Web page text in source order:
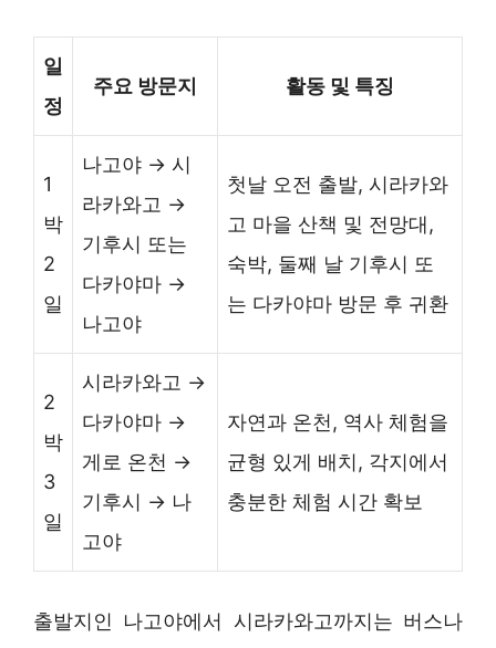
일
정
주요 방문지 활동 및 특징
1
박
2
일
나고야 → 시
라카와고 →
기후시 또는
다카야마 →
나고야
첫날 오전 출발, 시라카와
고 마을 산책 및 전망대,
숙박, 둘째 날 기후시 또
는 다카야마 방문 후 귀환
2
박
3
일
시라카와고 →
다카야마 →
게로 온천 →
기후시 → 나
고야
자연과 온천, 역사 체험을
균형 있게 배치, 각지에서
충분한 체험 시간 확보
출발지인 나고야에서 시라카와고까지는 버스나